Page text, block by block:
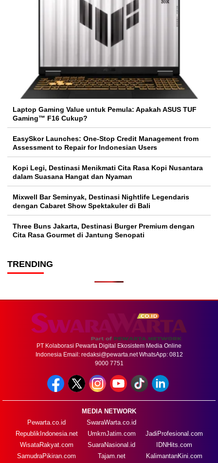
Laptop Gaming Value untuk Pemula: Apakah ASUS TUF
Gaming™ F16 Cukup?
EasySkor Launches: One-Stop Credit Management from
Assessment to Repair for Indonesian Users
Kopi Legi, Destinasi Menikmati Cita Rasa Kopi Nusantara
dalam Suasana Hangat dan Nyaman
Mixwell Bar Seminyak, Destinasi Nightlife Legendaris
dengan Cabaret Show Spektakuler di Bali
Three Buns Jakarta, Destinasi Burger Premium dengan
Cita Rasa Gourmet di Jantung Senopati
TRENDING
PT Kolaborasi Pewarta Digital Ekosistem Media Online
Indonesia Email: redaksi@pewarta.netWhatsApp: 0812
9000 7751
MEDIA NETWORK
Pewarta.co.id
RepublikIndonesia.net
WisataRakyat.com
SamudraPikiran.com
SwaraWarta.co.id
UmkmJatim.com
SuaraNasional.id
Tajam.net
JadiProfesional.com
IDNHits.com
KalimantanKini.com